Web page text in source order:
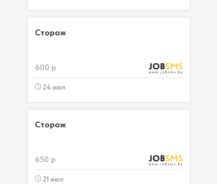
Сторож
600 р
24 июл
Сторож
650 р
21 июл